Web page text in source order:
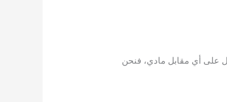
على أي مقابل مادي، فنحن